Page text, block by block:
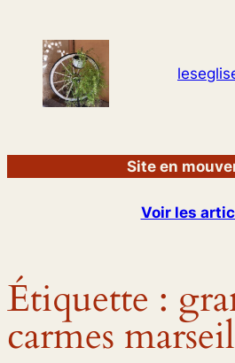
contenu
Site en
Voir les
Étiquette :
carmes